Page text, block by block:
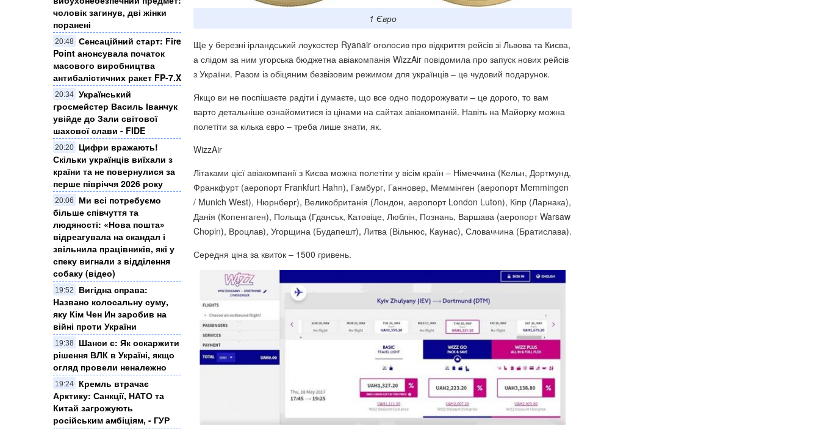
чоловік загинув, дві жінки
поранені
20:48 Сенсаційний старт: Fire
Point анонсувала початок
масового виробництва
антибалістичних ракет FP-7.X
20:34 Український
гросмейстер Василь Іванчук
увійде до Зали світової
шахової слави - FIDE
20:20
Цифри вражають!
Скільки українців виїхали з
країни та не повернулися за
перше півріччя 2026 року
20:06
Ми всі потребуємо
більше співчуття та
людяності: «Нова пошта»
відреагувала на скандал і
звільнила працівників, які у
спеку вигнали з відділення
собаку (відео)
19:52
Вигідна справа:
Названо колосальну суму,
яку Кім Чен Ин заробив на
війні проти України
19:38
Шанси є: Як оскаржити
рішення ВЛК в Україні, якщо
огляд провели неналежно
19:24
Кремль втрачає
Арктику: Санкції, НАТО та
Китай загрожують
російським амбіціям, - ГУР
1 Євро
Ще у березні ірландський лоукостер Ryanair оголосив про відкриття рейсів зі Львова та Києва,
а слідом за ним угорська бюджетна авіакомпанія WizzAir повідомила про запуск нових рейсів
з України. Разом із обіцяним безвізовим режимом для українців – це чудовий подарунок.
Якщо ви не поспішаєте радіти і думаєте, що все одно подорожувати – це дорого, то вам
варто детальніше ознайомитися із цінами на сайтах авіакомпаній. Навіть на Майорку можна
полетіти за кілька євро – треба лише знати, як.
WizzAir
Літаками цієї авіакомпанії з Києва можна полетіти у вісім країн – Німеччина (Кельн, Дортмунд,
Франкфурт (аеропорт Frankfurt Hahn), Гамбург, Ганновер, Меммінген (аеропорт Memmingen
/ Munich West), Нюрнберг), Великобританія (Лондон, аеропорт London Luton), Кіпр (Ларнака),
Данія (Копенгаген), Польща (Гданськ, Катовіце, Люблін, Познань, Варшава (аеропорт Warsaw
Chopin), Вроцлав), Угорщина (Будапешт), Литва (Вільнюс, Каунас), Словаччина (Братислава).
Середня ціна за квиток – 1500 гривень.